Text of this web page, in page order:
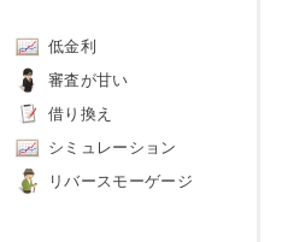
低金利
審査が甘い
借り換え
シミュレーション
リバースモーゲージ